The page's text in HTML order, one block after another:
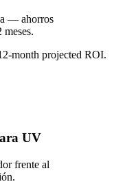
— ahorros
month projected ROI.
UV
frente al